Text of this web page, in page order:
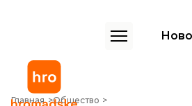
Главная Общество
В Одессе мужчина захватил заложницу